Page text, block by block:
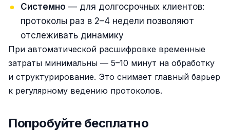
Системно — для долгосрочных клиентов:
протоколы раз в 2–4 недели позволяют
отслеживать динамику
При автоматической расшифровке временные
затраты минимальны — 5–10 минут на обработку
и структурирование. Это снимает главный барьер
к регулярному ведению протоколов.
Попробуйте бесплатно